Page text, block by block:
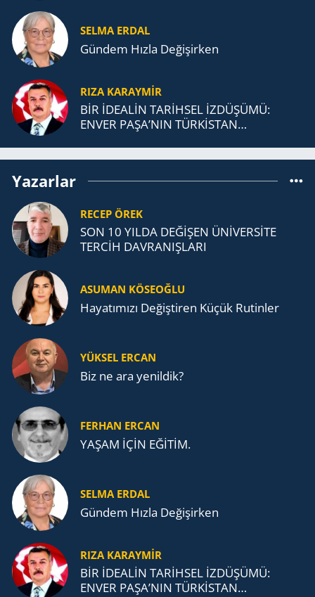
SELMA ERDAL
Gündem Hızla Değişirken
RIZA KARAYMIR
BİR İDEALİN TARİHSEL İZDÜŞÜMÜ:
ENVER PAŞA’NIN TÜRKİSTAN
Yazarlar
RECEP ÖREK
SON 10 YILDA DEĞİŞEN ÜNİVERSİTE
TERCİH DAVRANIŞLARI
ASUMAN KÖSEOĞLU
Ha­ya­tı­mı­zı De­ğiş­ti­ren Küçük Ru­tin­ler
YÜKSEL ERCAN
Biz ne ara yenildik?
FERHAN ERCAN
YAŞAM İÇİN EĞİTİM.
SELMA ERDAL
Gündem Hızla Değişirken
RIZA KARAYMIR
BİR İDEALİN TARİHSEL İZDÜŞÜMÜ:
ENVER PAŞA’NIN TÜRKİSTAN